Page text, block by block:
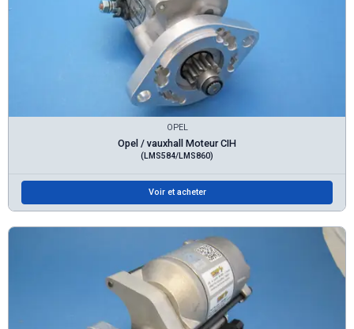
OPEL
Opel / vauxhall Moteur CIH
(LMS584/LMS860)
Voir et acheter